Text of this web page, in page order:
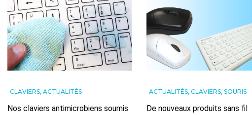
CLAVIERS, ACTUALITÉS
Nos claviers antimicrobiens soumis
ACTUALITÉS, CLAVIERS, SOURIS
De nouveaux produits sans fil